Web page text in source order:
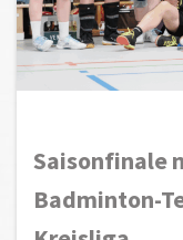
Saisonfinale
Badminton-